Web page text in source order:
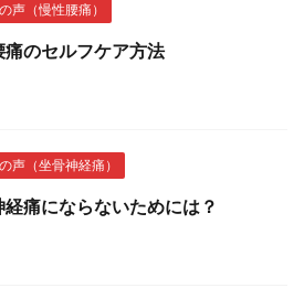
声（慢性腰痛）
痛のセルフケア方法
声（坐骨神経痛）
経痛にならないためには？